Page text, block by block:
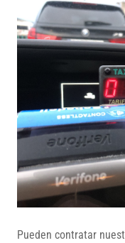
Pueden contratar